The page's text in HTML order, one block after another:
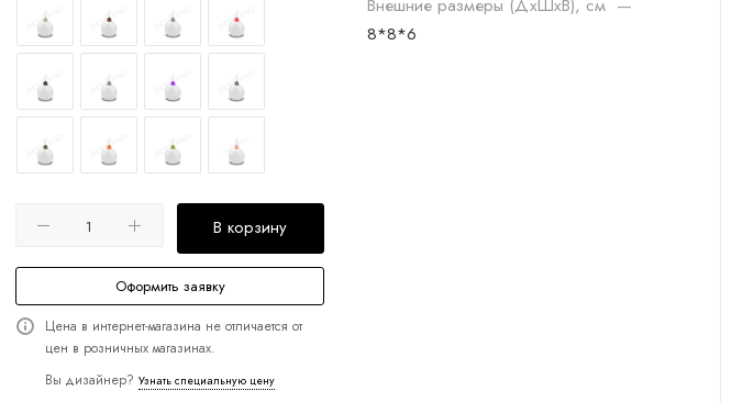
В корзину
Оформить заявку
Цена в интернет-магазина не отличается от
цен в розничных магазинах.
Вы дизайнер? Узнать специальную цену
8*8*6